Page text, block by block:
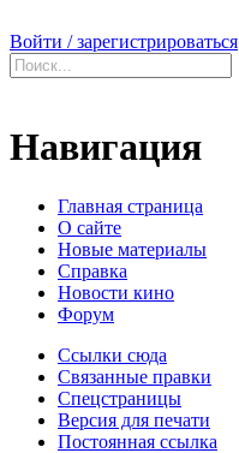
Войти / зарегистрироваться
Навигация
Главная страница
О сайте
Новые материалы
Справка
Новости кино
Форум
Ссылки сюда
Связанные правки
Спецстраницы
Версия для печати
Постоянная ссылка